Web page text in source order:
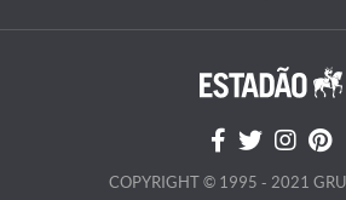
COPYRIGHT © 1995 - 2021